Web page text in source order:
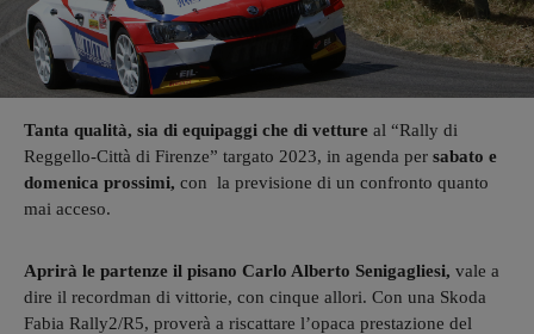
Tanta qualità, sia di equipaggi che di vetture al “Rally di
Reggello-Città di Firenze” targato 2023, in agenda per sabato e
domenica prossimi, con la previsione di un confronto quanto
mai acceso.
Aprirà le partenze il pisano Carlo Alberto Senigagliesi, vale a
dire il recordman di vittorie, con cinque allori. Con una Skoda
Fabia Rally2/R5, proverà a riscattare l’opaca prestazione del